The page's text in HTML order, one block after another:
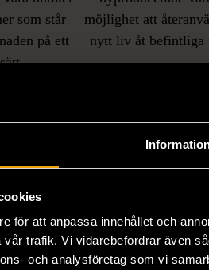
för att anpassa innehållet och
trafik. Vi vidarebefordrar även
och analysföretag som vi
som står
på ett
möjlighet att
nytt liv åt befintliga